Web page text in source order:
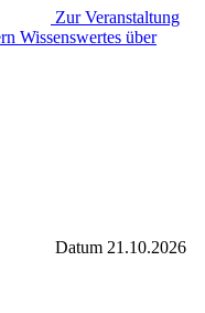
Zur Veranstaltung
Wissenswertes über
Datum 21.10.2026